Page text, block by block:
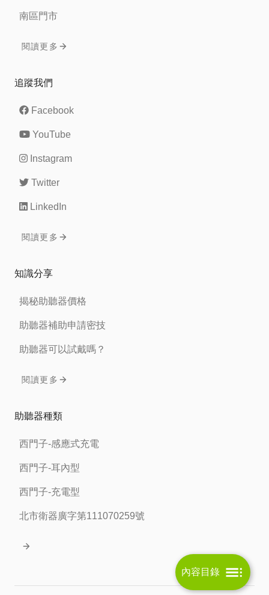
南區門市
閱讀更多
追蹤我們
Facebook
YouTube
Instagram
Twitter
LinkedIn
閱讀更多
知識分享
揭秘助聽器價格
助聽器補助申請密技
助聽器可以試戴嗎？
閱讀更多
助聽器種類
西門子-感應式充電
西門子-耳內型
西門子-充電型
北市衛器廣字第111070259號
內容目錄